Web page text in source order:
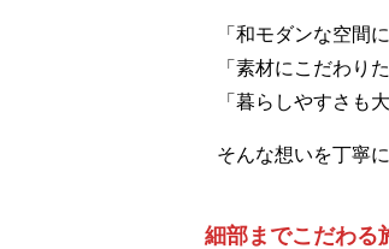
「和モダンな空間
「素材にこだわりた
「暮らしやすさも
そんな想いを丁寧
細部までこだわる